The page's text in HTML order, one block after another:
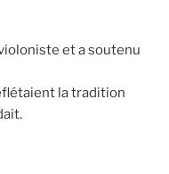
et a soutenu
la tradition